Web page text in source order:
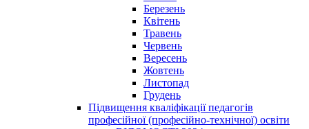
Березень
Квітень
Травень
Червень
Вересень
Жовтень
Листопад
Грудень
Підвищення кваліфікації педагогів
професійної (професійно-технічної) освіти